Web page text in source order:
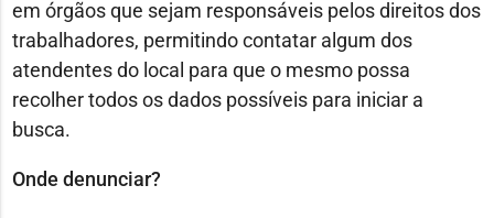
em órgãos que sejam responsáveis pelos direitos dos
trabalhadores, permitindo contatar algum dos
atendentes do local para que o mesmo possa
recolher todos os dados possíveis para iniciar a
busca.
Onde denunciar?